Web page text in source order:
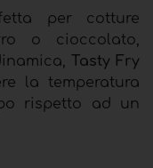
per cotture
o cioccolato,
Tasty Fry
la temperatura
rispetto ad un